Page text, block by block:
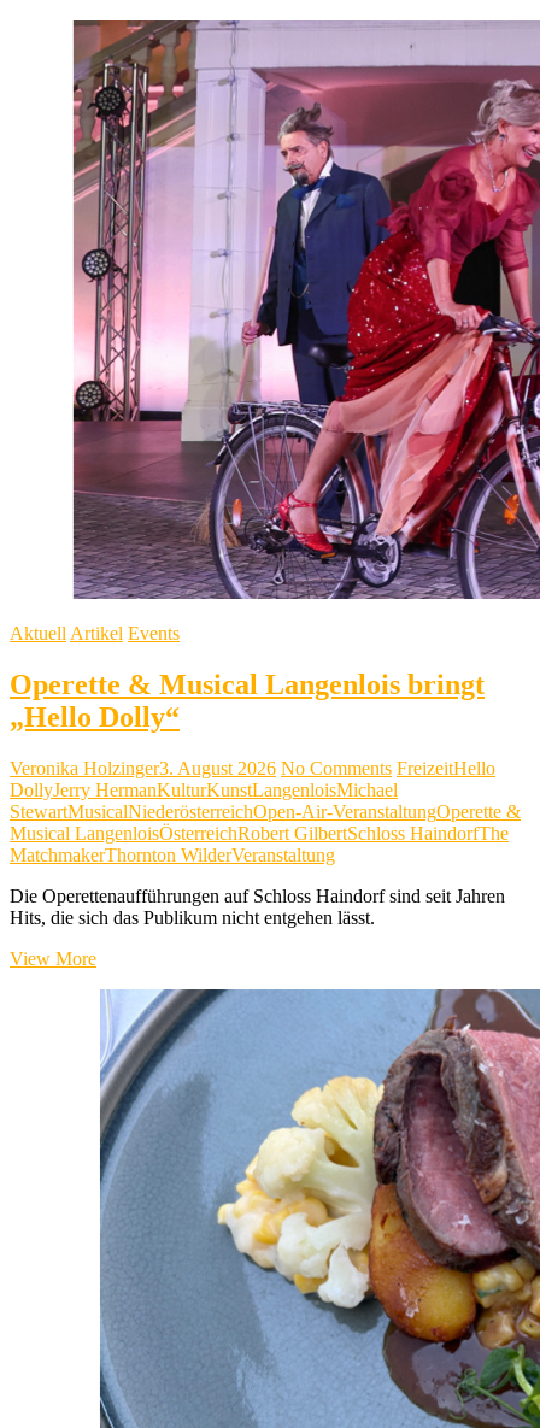
Mecaquartz
Racing
Aktuell Artikel Events
Operette & Musical Langenlois bringt
„Hello Dolly“
Veronika Holzinger3. August 2026 No Comments FreizeitHello
DollyJerry HermanKulturKunstLangenloisMichael
StewartMusicalNiederösterreichOpen-Air-VeranstaltungOperette &
Musical LangenloisÖsterreichRobert GilbertSchloss HaindorfThe
MatchmakerThornton WilderVeranstaltung
Die Operettenaufführungen auf Schloss Haindorf sind seit Jahren
Hits, die sich das Publikum nicht entgehen lässt.
View MoreOperette
Musical
Langenlois
bringt
„Hello
Dolly“